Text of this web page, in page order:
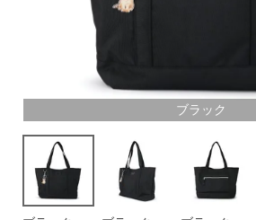
バッグ
ショルダーバッグ
トートバッグ
ブラック